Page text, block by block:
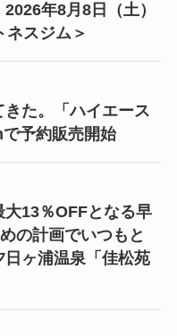
年8月8日（土）
ネスジム＞
た。「ハイエース
予約販売開始
13％OFFとなる早
の計画でいつもと
ヶ浦温泉「佳松苑